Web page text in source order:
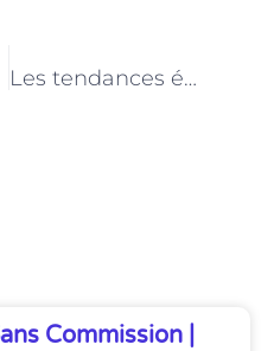
Les tendances écologiques dans les centres équestres parisiens : l’engagement des moniteurs
Commission |